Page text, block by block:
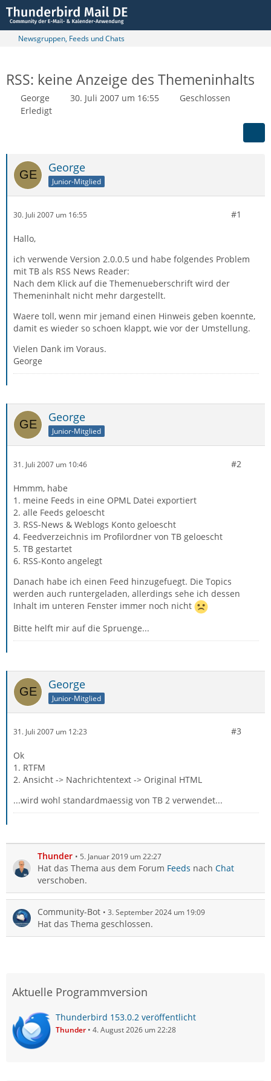
Newsgruppen, Feeds und Chats
RSS: keine Anzeige des Themeninhalts
George 30. Juli 2007 um 16:55
Geschlossen
Erledigt
George
Junior-Mitglied
30. Juli 2007 um 16:55 #1
Hallo,
ich verwende Version 2.0.0.5 und habe folgendes Problem
mit TB als RSS News Reader:
Nach dem Klick auf die Themenueberschrift wird der
Themeninhalt nicht mehr dargestellt.
Waere toll, wenn mir jemand einen Hinweis geben koennte,
damit es wieder so schoen klappt, wie vor der Umstellung.
Vielen Dank im Voraus.
George
George
Junior-Mitglied
31. Juli 2007 um 10:46 #2
Hmmm, habe
1. meine Feeds in eine OPML Datei exportiert
2. alle Feeds geloescht
3. RSS-News & Weblogs Konto geloescht
4. Feedverzeichnis im Profilordner von TB geloescht
5. TB gestartet
6. RSS-Konto angelegt
Danach habe ich einen Feed hinzugefuegt. Die Topics
werden auch runtergeladen, allerdings sehe ich dessen
Inhalt im unteren Fenster immer noch nicht
Bitte helft mir auf die Spruenge...
George
Junior-Mitglied
31. Juli 2007 um 12:23 #3
Ok
1. RTFM
2. Ansicht -> Nachrichtentext -> Original HTML
...wird wohl standardmaessig von TB 2 verwendet...
Thunder 5. Januar 2019 um 22:27
Hat das Thema aus dem Forum Feeds nach Chat
verschoben.
Community-Bot 3. September 2024 um 19:09
Hat das Thema geschlossen.
Aktuelle Programmversion
Thunderbird 153.0.2 veröffentlicht
Thunder 4. August 2026 um 22:28